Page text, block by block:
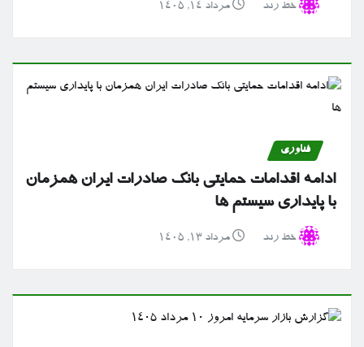
خط رند مرداد ۱۴, ۱۴۰۵
فناوری
ادامه اقدامات حمایتی بانک صادرات ایران همزمان
با پایداری سیستم ها
خط رند مرداد ۱۳, ۱۴۰۵